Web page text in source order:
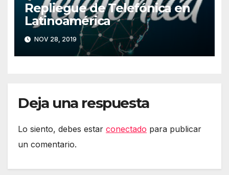
Repliegue de Telefónica en
Latinoamérica
NOV 28, 2019
Deja una respuesta
Lo siento, debes estar conectado para publicar
un comentario.